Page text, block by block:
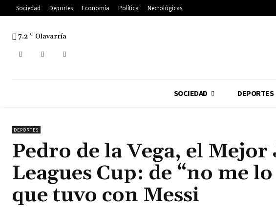
Sociedad Deportes Economía Política Necrológicas
7.2 C Olavarría
SOCIEDAD DEPORTES
DEPORTES
Pedro de la Vega, el
Leagues Cup: de “no me
que tuvo con Messi